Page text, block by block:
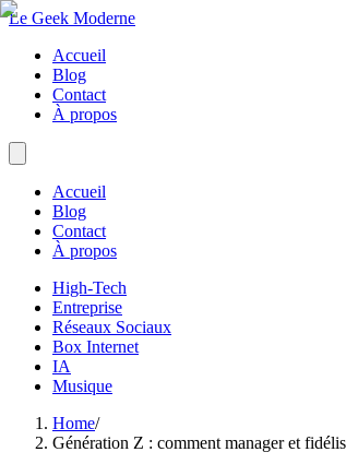
Le Geek Moderne
Accueil
Blog
Contact
À propos
Accueil
Blog
Contact
À propos
High-Tech
Entreprise
Réseaux Sociaux
Box Internet
IA
Musique
Home/
Génération Z : comment manager et